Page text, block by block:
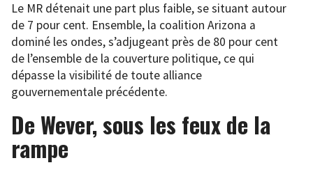
Le MR détenait une part plus faible, se situant autour
de 7 pour cent. Ensemble, la coalition Arizona a
dominé les ondes, s’adjugeant près de 80 pour cent
de l’ensemble de la couverture politique, ce qui
dépasse la visibilité de toute alliance
gouvernementale précédente.
De Wever, sous les feux de la
rampe